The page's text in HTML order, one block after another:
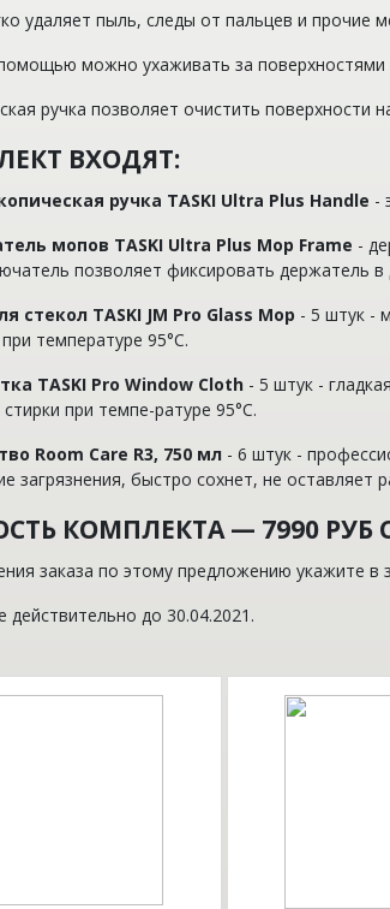
удаляет пыль, следы от пальцев и прочие
можно ухаживать за
ручка позволяет очистить
ВХОДЯТ:
ручка TASKI Ultra Plus Handle -
мопов TASKI Ultra Plus Mop Frame -
позволяет фиксировать держатель в
стекол TASKI JM Pro Glass Mop - 5 штук -
температуре 95°C.
TASKI Pro Window Сloth - 5 штук -
при темпе-ратуре 95°C.
Room Care R3, 750 мл - 6 штук -
загрязнения, быстро сохнет, не оставляет
КОМПЛЕКТА — 7990 РУБ
заказа по этому предложению укажите в
действительно до 30.04.2021.